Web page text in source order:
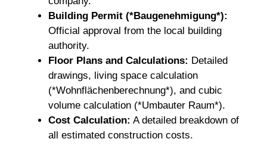
Building Permit (*Baugenehmigung*):
Official approval from the local building
authority.
Floor Plans and Calculations: Detailed
drawings, living space calculation
(*Wohnflächenberechnung*), and cubic
volume calculation (*Umbauter Raum*).
Cost Calculation: A detailed breakdown of
all estimated construction costs.